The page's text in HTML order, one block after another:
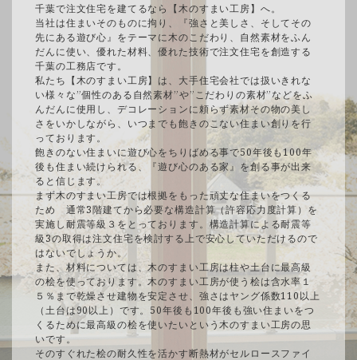
千葉で注文住宅を建てるなら【木のすまい工房】へ。
当社は住まいそのものに拘り、『強さと美しさ、そしてその
先にある遊び心』をテーマに木のこだわり、自然素材をふん
だんに使い、優れた材料、優れた技術で注文住宅を創造する
千葉の工務店です。
私たち【木のすまい工房】は、大手住宅会社では扱いきれな
い様々な”個性のある自然素材”や”こだわりの素材”などをふ
んだんに使用し、デコレーションに頼らず素材その物の美し
さをいかしながら、いつまでも飽きのこない住まい創りを行
っております。
飽きのない住まいに遊び心をちりばめる事で50年後も100年
後も住まい続けられる、『遊び心のある家』を創る事が出来
ると信じます。
まず木のすまい工房では根拠をもった頑丈な住まいをつくる
ため 通常3階建てから必要な構造計算（許容応力度計算）を
実施し耐震等級３をとっております。構造計算による耐震等
級3の取得は注文住宅を検討する上で安心していただけるので
はないでしょうか。
また、材料については、木のすまい工房は柱や土台に最高級
の桧を使っております。木のすまい工房が使う桧は含水率１
５％まで乾燥させ建物を安定させ、強さはヤング係数110以上
（土台は90以上）です。50年後も100年後も強い住まいをつ
くるために最高級の桧を使いたいという木のすまい工房の思
いです。
そのすぐれた桧の耐久性を活かす断熱材がセルロースファイ